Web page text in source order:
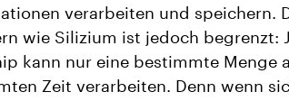
verarbeiten und speichern.
wie Silizium ist jedoch begrenzt:
kann nur eine bestimmte Menge
Zeit verarbeiten. Denn wenn